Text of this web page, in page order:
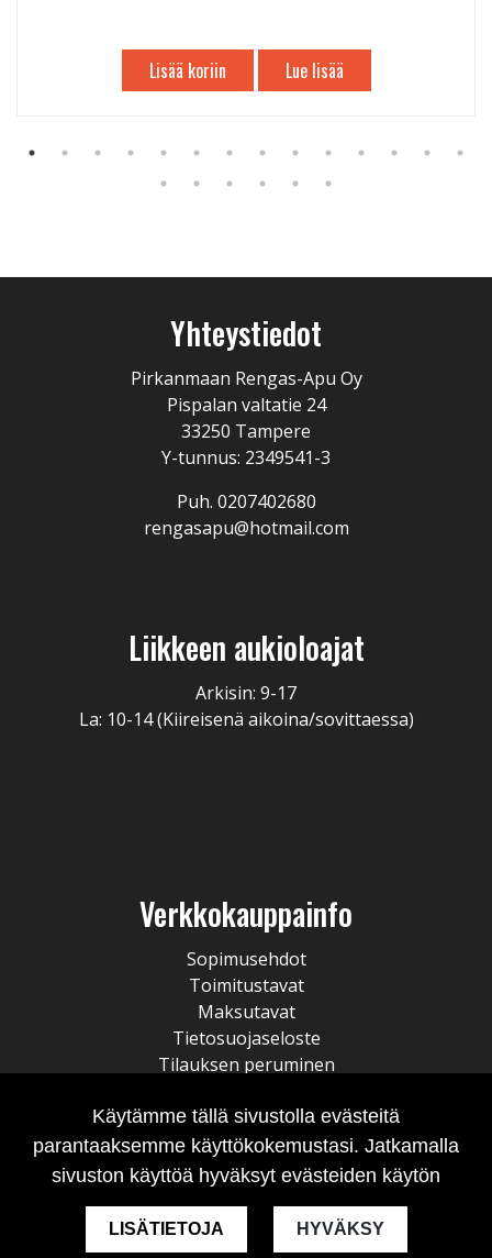
Lisää koriin Lue lisää
Yhteystiedot
Pirkanmaan Rengas-Apu Oy
Pispalan valtatie 24
33250 Tampere
Y-tunnus: 2349541-3
Puh. 0207402680
rengasapu@hotmail.com
Liikkeen aukioloajat
Arkisin: 9-17
La: 10-14 (Kiireisenä aikoina/sovittaessa)
Verkkokauppainfo
Sopimusehdot
Toimitustavat
Maksutavat
Tietosuojaseloste
Tilauksen peruminen
Käytämme tällä sivustolla evästeitä
parantaaksemme käyttökokemustasi. Jatkamalla
sivuston käyttöä hyväksyt evästeiden käytön
LISÄTIETOJA HYVÄKSY